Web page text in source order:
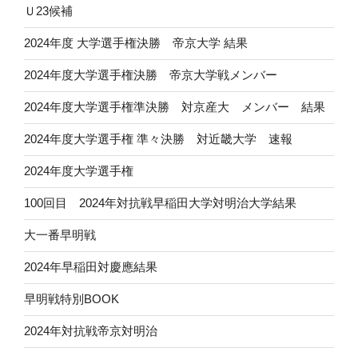
Ｕ23候補
2024年度 大学選手権決勝 帝京大学 結果
2024年度大学選手権決勝 帝京大学戦メンバー
2024年度大学選手権準決勝 対京産大 メンバー 結果
2024年度大学選手権 準々決勝 対近畿大学 速報
2024年度大学選手権
100回目 2024年対抗戦早稲田大学対明治大学結果
大一番早明戦
2024年早稲田対慶應結果
早明戦特別BOOK
2024年対抗戦帝京対明治